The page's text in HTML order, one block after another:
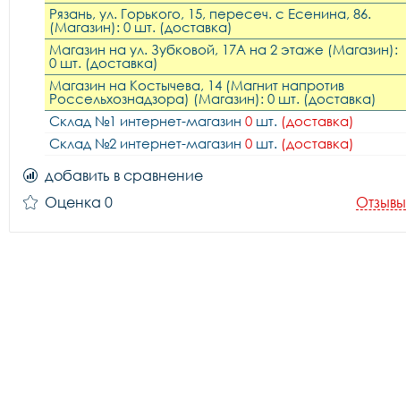
Рязань, ул. Горького, 15, пересеч. с Есенина, 86.
(Магазин): 0 шт. (доставка)
Магазин на ул. Зубковой, 17А на 2 этаже (Магазин):
0 шт. (доставка)
Магазин на Костычева, 14 (Магнит напротив
Россельхознадзора) (Магазин): 0 шт. (доставка)
Склад №1 интернет-магазин 0 шт. (доставка)
Склад №2 интернет-магазин 0 шт. (доставка)
добавить в сравнение
Оценка 0
Отзывы